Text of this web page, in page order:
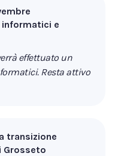
e
effettuato un
Resta attivo
transizione
Grosseto